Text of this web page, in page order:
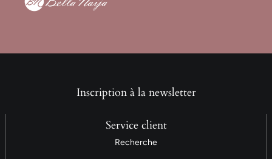
Inscription à la newsletter
Service client
Recherche